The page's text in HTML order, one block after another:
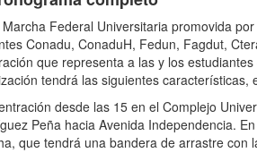
Marcha Federal Universitaria promovida
Conadu, ConaduH, Fedun, Fagdut,
que representa a las y los
tendrá las siguientes
desde las 15 en el Complejo
Peña hacia Avenida Independencia.
que tendrá una bandera de arrastre con